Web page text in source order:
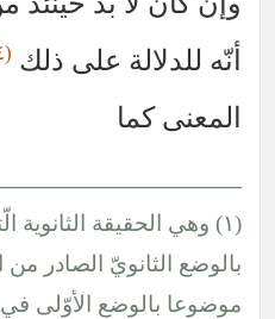
أنّه للدلالة على ذلك (٤)
المعنى كما
(١) وهي الحقيقة الثانوية
بالوضع الثانويّ الصادر
موضوعا بالوضع الأوّلى